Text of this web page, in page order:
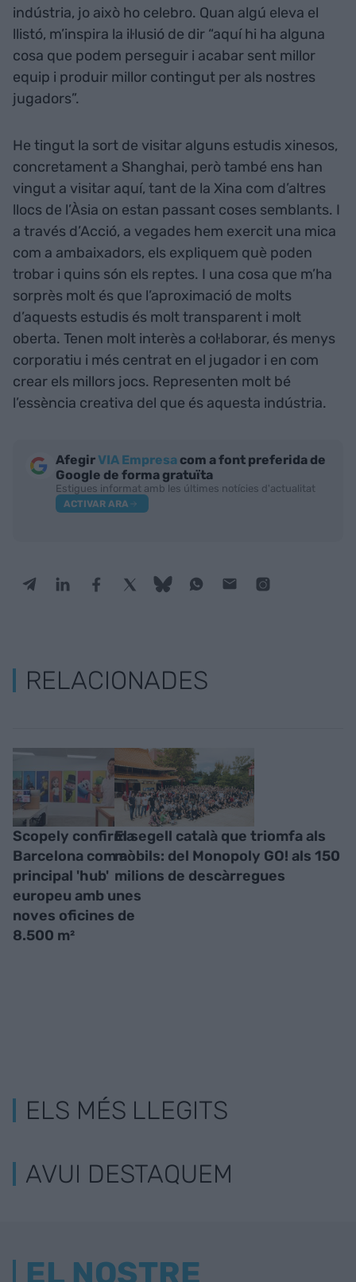
indústria, jo això ho celebro. Quan algú eleva el
llistó, m’inspira la il·lusió de dir “aquí hi ha alguna
cosa que podem perseguir i acabar sent millor
equip i produir millor contingut per als nostres
jugadors”.
He tingut la sort de visitar alguns estudis xinesos,
concretament a Shanghai, però també ens han
vingut a visitar aquí, tant de la Xina com d’altres
llocs de l’Àsia on estan passant coses semblants. I
a través d’Acció, a vegades hem exercit una mica
com a ambaixadors, els expliquem què poden
trobar i quins són els reptes. I una cosa que m’ha
sorprès molt és que l’aproximació de molts
d’aquests estudis és molt transparent i molt
oberta. Tenen molt interès a col·laborar, és menys
corporatiu i més centrat en el jugador i en com
crear els millors jocs. Representen molt bé
l’essència creativa del que és aquesta indústria.
AfegirVIA Empresa com a font preferida de
Google de forma gratuïta
Estigues informat amb les últimes notícies d'actualitat
ACTIVAR ARA
RELACIONADES
Scopely confirma
Barcelona com a
principal 'hub'
europeu amb unes
noves oficines de
8.500 m²
El segell català que triomfa als
mòbils: del Monopoly GO! als 150
milions de descàrregues
ELS MÉS LLEGITS
AVUI DESTAQUEM
EL NOSTRE